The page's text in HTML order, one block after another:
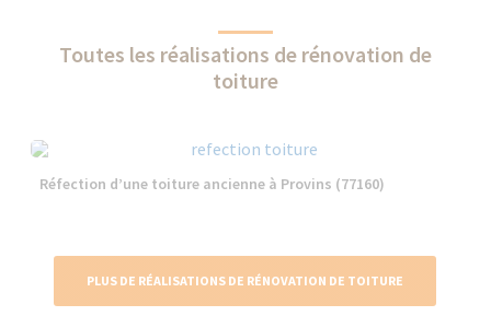
Toutes les réalisations de rénovation de
toiture
Réfection d’une toiture ancienne à Provins (77160)
PLUS DE RÉALISATIONS DE RÉNOVATION DE TOITURE